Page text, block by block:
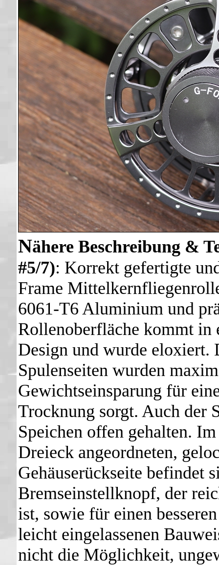
Nähere Beschreibung &
#5/7): Korrekt gefertigte
Frame
6061-T6 Aluminium und
Rollenoberfläche kommt in
Design und wurde eloxiert.
Spulenseiten wurden
Gewichtseinsparung für
Trocknung sorgt. Auch der
Speichen offen gehalten.
Dreieck angeordneten,
Gehäuserückseite befindet
Bremseinstellknopf, der
ist, sowie für einen
leicht eingelassenen
nicht die Möglichkeit,